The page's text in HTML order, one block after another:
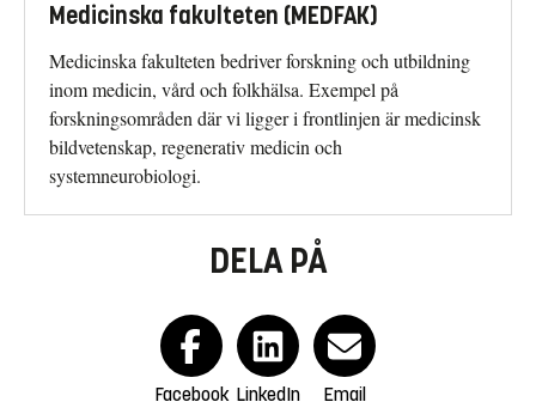
Medicinska fakulteten (MEDFAK)
Medicinska fakulteten bedriver forsk­ning och utbildning
inom medicin, vård och folkhälsa. Exempel på
forskningsområden där vi ligger i frontlinjen är medicinsk
bild­vetenskap, regenerativ medicin och
systemneurobiologi.
DELA PÅ
Facebook LinkedIn Email